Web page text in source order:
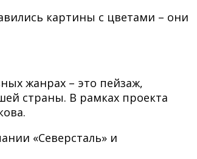
картины с цветами – они
жанрах – это пейзаж,
страны. В рамках проекта
«Северсталь» и